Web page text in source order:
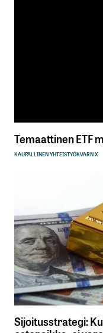
Temaattinen ETF
KAUPALLINEN YHTEISTYÖKVARN X
Sijoitusstrategi: